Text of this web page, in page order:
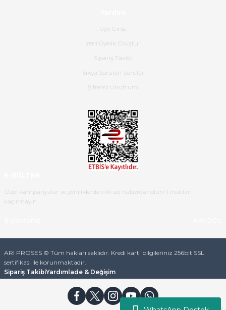
Hızlı bir şekilde elimize ulaştı
ulaştı.Ürünün paketlenmesi
gayet başarılı hasarsız bir şekilde
teslim aldım. Bu konudaki
hassasiyetleri ve Ürünün kalitesi
Üye Girişi
Yeni Üyelik Oluştur
Sipariş Takibi
Sıkça Sorulan Sorular
Şifremi Unuttum
Özel kampanyalar ve yeniliklerden ilk siz haberdar olun! Fırsatları
kaçırmayın.
ARI PROSES © Tüm hakları saklıdır. Kredi kartı bilgileriniz 256bit SSL
sertifikası ile korunmaktadır.
Sipariş TakibiYardımİade & Değişim